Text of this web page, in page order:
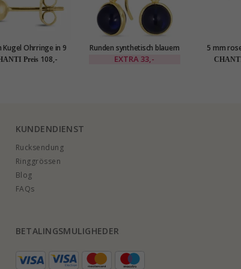
Kugel Ohrringe in 9
- Gold Collection
Preis 108,-
Runden synthetisch blauem
Saphir Ohrringe in
EXTRA33,-
5 mm
Ohrstecker
KUNDENDIENST
Rucksendung
Ringgrössen
Blog
FAQs
BETALINGSMULIGHEDER